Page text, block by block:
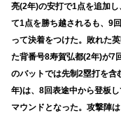
亮(2年)の安打で1点を追加
て1点を勝ち越されるも、9
って決着をつけた。敗れた
た背番号8寿賀弘都(2年)が7
のバットでは先制2塁打を含
年)は、8回表途中から登板
マウンドとなった。攻撃陣